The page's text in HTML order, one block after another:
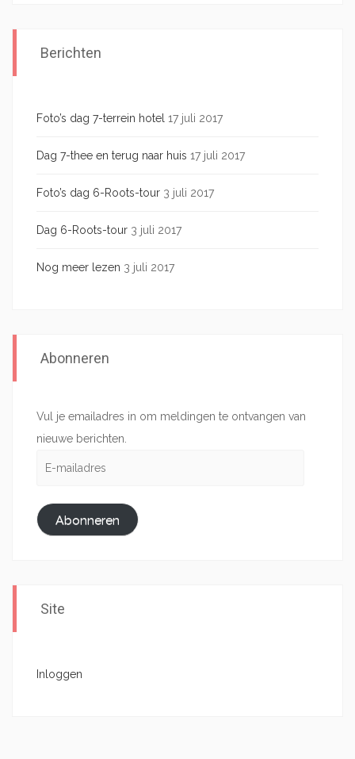
Berichten
Foto’s dag 7-terrein hotel 17 juli 2017
Dag 7-thee en terug naar huis 17 juli 2017
Foto’s dag 6-Roots-tour 3 juli 2017
Dag 6-Roots-tour 3 juli 2017
Nog meer lezen 3 juli 2017
Abonneren
Vul je emailadres in om meldingen te ontvangen van
nieuwe berichten.
Abonneren
Site
Inloggen